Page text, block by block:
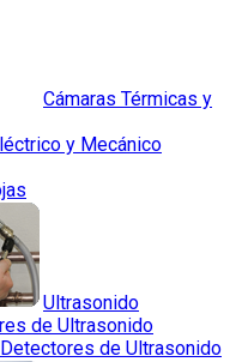
Cámaras Térmicas y
y Mecánico
Ultrasonido
de Ultrasonido
de Ultrasonido